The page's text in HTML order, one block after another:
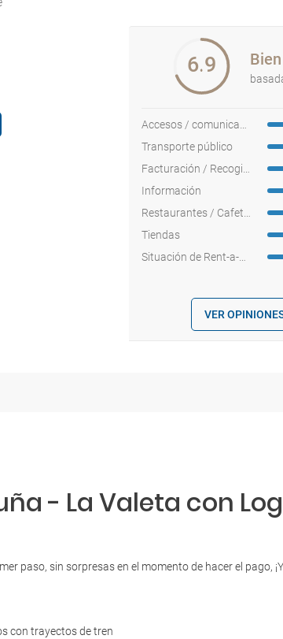
6.9 Bien
Transporte público
Información
Tiendas
VER
- La Valeta con
paso, sin sorpresas en el momento de hacer el pago,
con trayectos de tren